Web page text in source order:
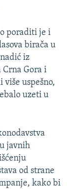
poraditi je i
birača u
iz
Gora i
uspešno,
uzeti u
javnih
od strane
kako bi